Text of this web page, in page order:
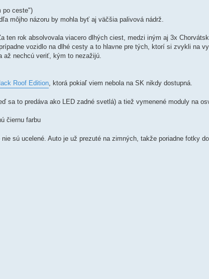
po ceste")
môjho názoru by mohla byť aj väčšia palivová nádrž.
ten rok absolvovala viacero dlhých ciest, medzi iným aj 3x
vozidlo na dlhé cesty a to hlavne pre tých, ktorí si zvykli na
až nechcú veriť, kým to nezažijú.
Roof Edition , ktorá pokiaľ viem nebola na SK nikdy dostupná.
to predáva ako LED zadné svetlá) a tiež vymenené moduly na
čiernu farbu
sú ucelené. Auto je už prezuté na zimných, takže poriadne fotky